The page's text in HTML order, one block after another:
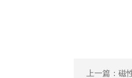
上一篇： 磁